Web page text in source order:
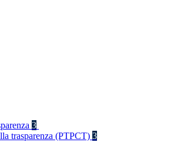
3
trasparenza (PTPCT) 3